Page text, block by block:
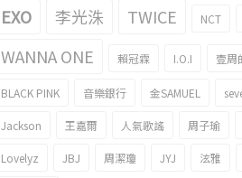
的seventeen，以‘Left &
EXO 李光洙 TWICE NCT
WANNA ONE 賴冠霖 I.O.I 壹周
BLACK PINK 音樂銀行 金SAMUEL
Jackson 王嘉爾 人氣歌謠 周子瑜
Lovelyz JBJ 周潔瓊 JYJ 泫雅